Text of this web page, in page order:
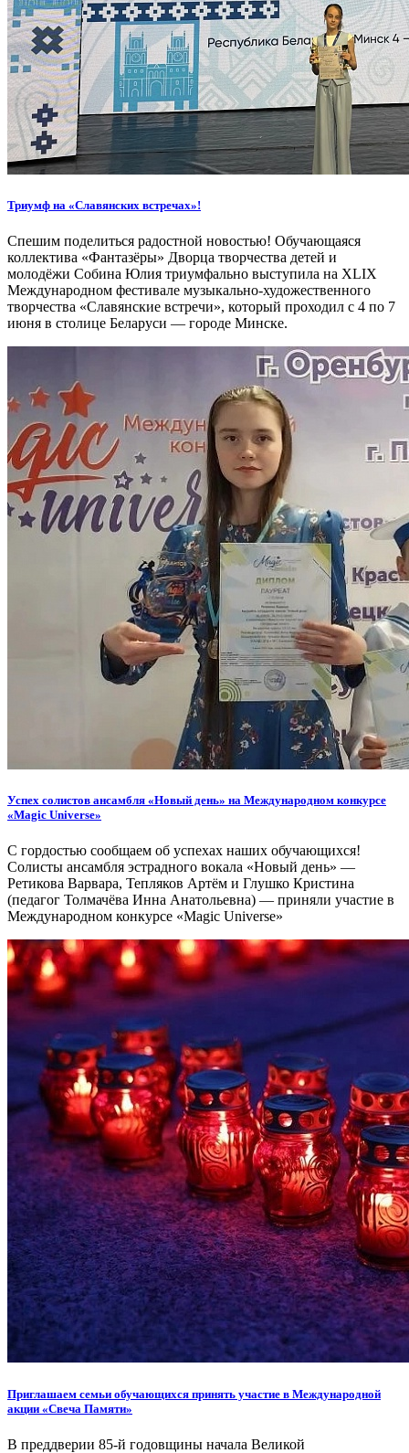
Триумф на «Славянских встречах»!
Спешим поделиться радостной новостью! Обучающаяся
коллектива «Фантазёры» Дворца творчества детей и
молодёжи Собина Юлия триумфально выступила на XLIX
Международном фестивале музыкально-художественного
творчества «Славянские встречи», который проходил с 4 по 7
июня в столице Беларуси — городе Минске.
Успех солистов ансамбля «Новый день» на Международном конкурсе
«Magic Universe»
С гордостью сообщаем об успехах наших обучающихся!
Солисты ансамбля эстрадного вокала «Новый день» —
Ретикова Варвара, Тепляков Артём и Глушко Кристина
(педагог Толмачёва Инна Анатольевна) — приняли участие в
Международном конкурсе «Magic Universe»
Приглашаем семьи обучающихся принять участие в Международной
акции «Свеча Памяти»
В преддверии 85-й годовщины начала Великой